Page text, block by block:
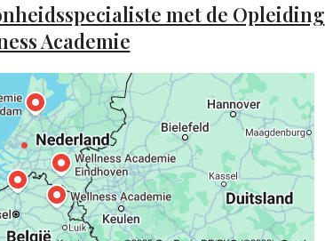
met de Opleiding
Academie